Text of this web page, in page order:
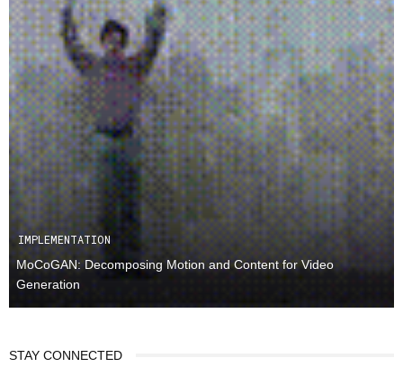
IMPLEMENTATION
MoCoGAN: Decomposing Motion and Content for Video
Generation
STAY CONNECTED